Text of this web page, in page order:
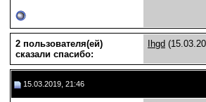
2 пользователя(ей)
сказали cпасибо:
Ihgd
15.03.2019, 21:46